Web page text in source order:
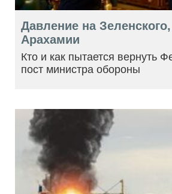
Давление на
Арахамии
Кто и как пытается вернуть
пост министра обороны